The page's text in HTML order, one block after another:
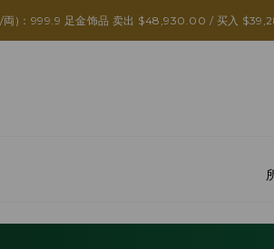
/両)：999.9 足金饰品 卖出 $48,930.00 / 买入